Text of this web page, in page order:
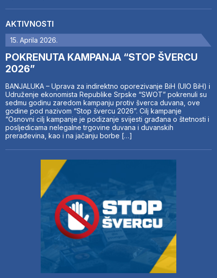
AKTIVNOSTI
15. Aprila 2026.
POKRENUTA KAMPANJA “STOP ŠVERCU
2026”
BANJALUKA – Uprava za indirektno oporezivanje BiH (UIO BiH) i
Udruženje ekonomista Republike Srpske “SWOT” pokrenuli su
sedmu godinu zaredom kampanju protiv šverca duvana, ove
godine pod nazivom “Stop švercu 2026”. Cilj kampanje
“Osnovni cilj kampanje je podizanje svijesti građana o štetnosti i
posljedicama nelegalne trgovine duvana i duvanskih
prerađevina, kao i na jačanju borbe […]